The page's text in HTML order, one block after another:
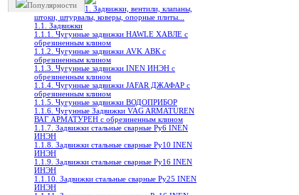
Популярности
1. Задвижки, вентили, клапаны,
штоки, штурвалы, коверы, опорные плиты...
1.1. Задвижки
1.1.1. Чугунные задвижки HAWLE ХАВЛЕ с
обрезиненным клином
1.1.2. Чугунные задвижки AVK АВК с
обрезиненным клином
1.1.3. Чугунные задвижки INEN ИНЭН c
обрезиненным клином
1.1.4. Чугунные задвижки JAFAR ДЖАФАР с
обрезиненным клином
1.1.5. Чугунные задвижки ВОДОПРИБОР
1.1.6. Чугунные Задвижки VAG ARMATUREN
ВАГ АРМАТУРЕН с обрезиненным клином
1.1.7. Задвижки стальные сварные Ру6 INEN
ИНЭН
1.1.8. Задвижки стальные сварные Ру10 INEN
ИНЭН
1.1.9. Задвижки стальные сварные Ру16 INEN
ИНЭН
1.1.10. Задвижки стальные сварные Ру25 INEN
ИНЭН